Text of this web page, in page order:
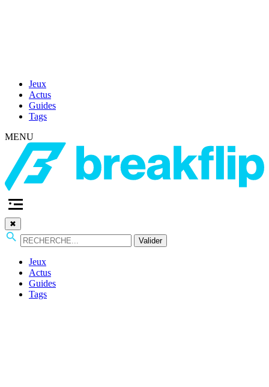
Jeux
Actus
Guides
Tags
MENU
✖
Valider
Jeux
Actus
Guides
Tags